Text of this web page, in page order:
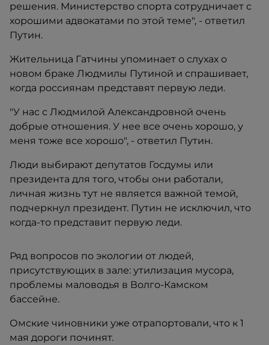
решения. Министерство спорта сотрудничает с
хорошими адвокатами по этой теме", - ответил
Путин.
Жительница Гатчины упоминает о слухах о
новом браке Людмилы Путиной и спрашивает,
когда россиянам представят первую леди.
"У нас с Людмилой Александровной очень
добрые отношения. У нее все очень хорошо, у
меня тоже все хорошо", - ответил Путин.
Люди выбирают депутатов Госдумы или
президента для того, чтобы они работали,
личная жизнь тут не является важной темой,
подчеркнул президент. Путин не исключил, что
когда-то представит первую леди.
Ряд вопросов по экологии от людей,
присутствующих в зале: утилизация мусора,
проблемы маловодья в Волго-Камском
бассейне.
Омские чиновники уже отрапортовали, что к 1
мая дороги починят.